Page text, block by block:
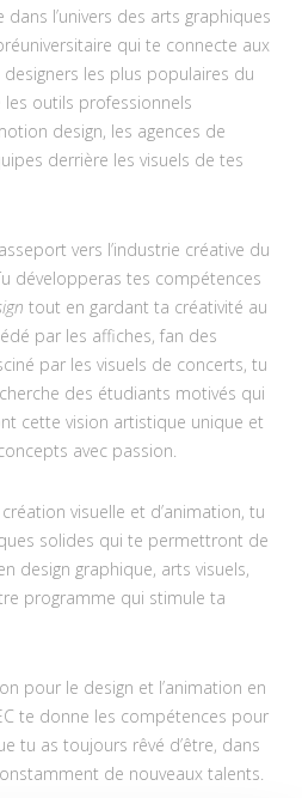
l’univers des arts graphiques
qui te connecte aux
les plus populaires du
outils professionnels
design, les agences de
derrière les visuels de tes
vers l’industrie créative du
développeras tes compétences
tout en gardant ta créativité au
par les affiches, fan des
par les visuels de concerts, tu
des étudiants motivés qui
cette vision artistique unique et
avec passion.
visuelle et d’animation, tu
solides qui te permettront de
design graphique, arts visuels,
programme qui stimule ta
pour le design et l’animation en
te donne les compétences pour
tu as toujours rêvé d’être, dans
de nouveaux talents.